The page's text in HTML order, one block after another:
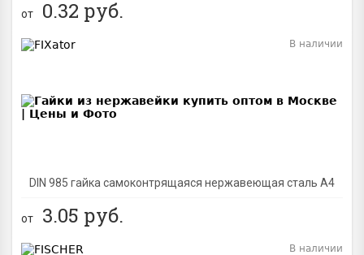
от 0.32 руб.
DIN 985 гайка самоконтрящаяся нержавеющая сталь A4
В наличии
от 3.05 руб.
В наличии